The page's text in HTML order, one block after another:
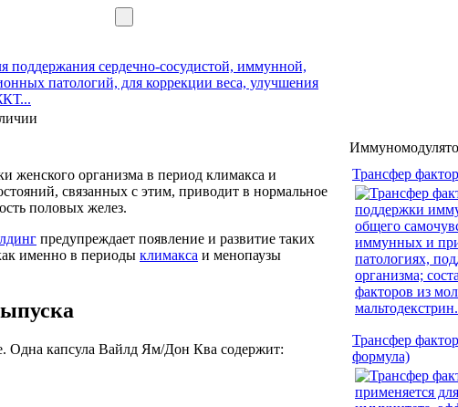
женского организма в период климакса и
связанных с этим, приводит в нормальное
половых желез.
предупреждает появление и развитие таких
именно в периоды климакса и менопаузы
Одна капсула Вайлд Ям/Дон Ква содержит:
Трансфер
Трансфер
формула)